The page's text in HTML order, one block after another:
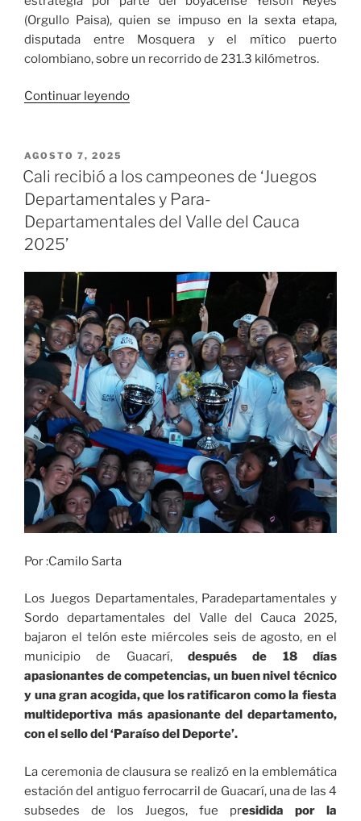
(Orgullo Paisa), quien se impuso en la sexta etapa,
disputada entre Mosquera y el mítico puerto
colombiano, sobre un recorrido de 231.3 kilómetros.
Continuar leyendo«Yeison
al
liderato
la
a
Colombia
2025»
PUBLICADO
EL
AGOSTO 7, 2025
Cali recibió a los campeones de ‘Juegos
Departamentales y Para-
Departamentales del Valle del Cauca
2025’
Por :Camilo Sarta
Los Juegos Departamentales, Paradepartamentales y
Sordo departamentales del Valle del Cauca 2025,
bajaron el telón este miércoles seis de agosto, en el
municipio de Guacarí, después de 18 días
apasionantes de competencias, un buen nivel técnico
y una gran acogida, que los ratificaron como la fiesta
multideportiva más apasionante del departamento,
con el sello del ‘Paraíso del Deporte’.
La ceremonia de clausura se realizó en la emblemática
estación del antiguo ferrocarril de Guacarí, una de las 4
subsedes de los Juegos, fue presidida por la